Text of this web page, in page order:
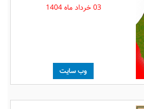
03 خرداد ماه 1404
وب سایت